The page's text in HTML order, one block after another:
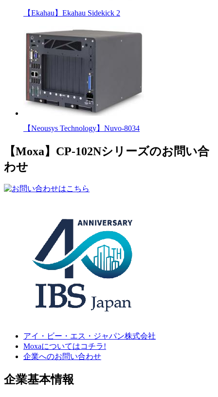
【Ekahau】Ekahau Sidekick 2
【Neousys Technology】Nuvo-8034
【Moxa】CP-102Nシリーズのお問い合
わせ
アイ・ビー・エス・ジャパン株式会社
Moxaについてはコチラ!
企業へのお問い合わせ
企業基本情報